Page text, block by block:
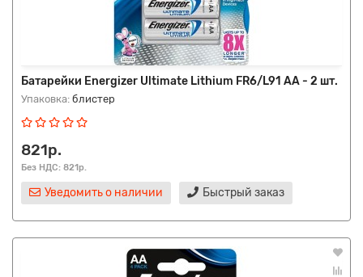
Батарейки Energizer Ultimate Lithium FR6/L91 AA - 2 шт.
Упаковка: блистер
821р.
Без НДС: 821р.
Уведомить о наличии Быстрый заказ